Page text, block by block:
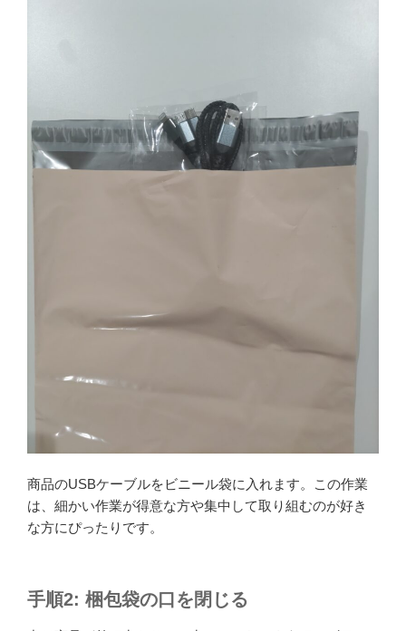
商品のUSBケーブルをビニール袋に入れます。この作業
は、細かい作業が得意な方や集中して取り組むのが好き
な方にぴったりです。
手順2: 梱包袋の口を閉じる